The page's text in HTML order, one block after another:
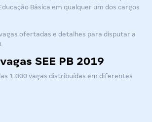
Básica em qualquer um dos cargos
ofertadas e detalhes para disputar a
.
SEE PB 2019
1.000 vagas distribuídas em diferentes